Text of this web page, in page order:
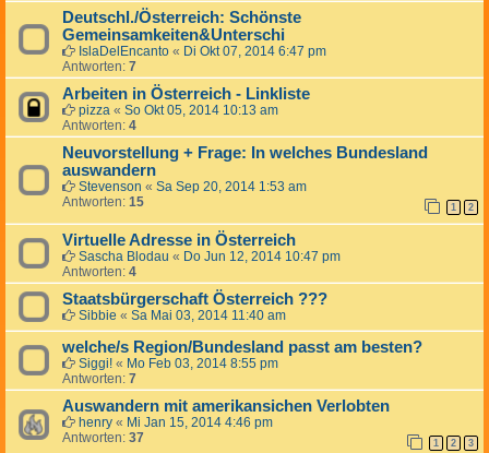
Deutschl./Österreich: Schönste
Gemeinsamkeiten&Unterschi
IslaDelEncanto « Di Okt 07, 2014 6:47 pm
Antworten: 7
Arbeiten in Österreich - Linkliste
pizza « So Okt 05, 2014 10:13 am
Antworten: 4
Neuvorstellung + Frage: In welches Bundesland
auswandern
Stevenson « Sa Sep 20, 2014 1:53 am
Antworten: 15 1 2
Virtuelle Adresse in Österreich
Sascha Blodau « Do Jun 12, 2014 10:47 pm
Antworten: 4
Staatsbürgerschaft Österreich ???
Sibbie « Sa Mai 03, 2014 11:40 am
welche/s Region/Bundesland passt am besten?
Siggi! « Mo Feb 03, 2014 8:55 pm
Antworten: 7
Auswandern mit amerikansichen Verlobten
henry « Mi Jan 15, 2014 4:46 pm
Antworten: 37 1 2 3